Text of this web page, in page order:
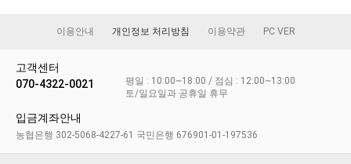
이용안내 개인정보 처리방침 이용약관 PC VER
고객센터
070-4322-0021
평일 : 10:00~18:00 / 점심 : 12:00~13:00
토/일요일과 공휴일 휴무
입금계좌안내
농협은행 302-5068-4227-61 국민은행 676901-01-197536